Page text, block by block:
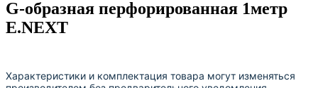
G-образная перфорированная 1метр
E.NEXT
Характеристики и комплектация товара могут изменяться